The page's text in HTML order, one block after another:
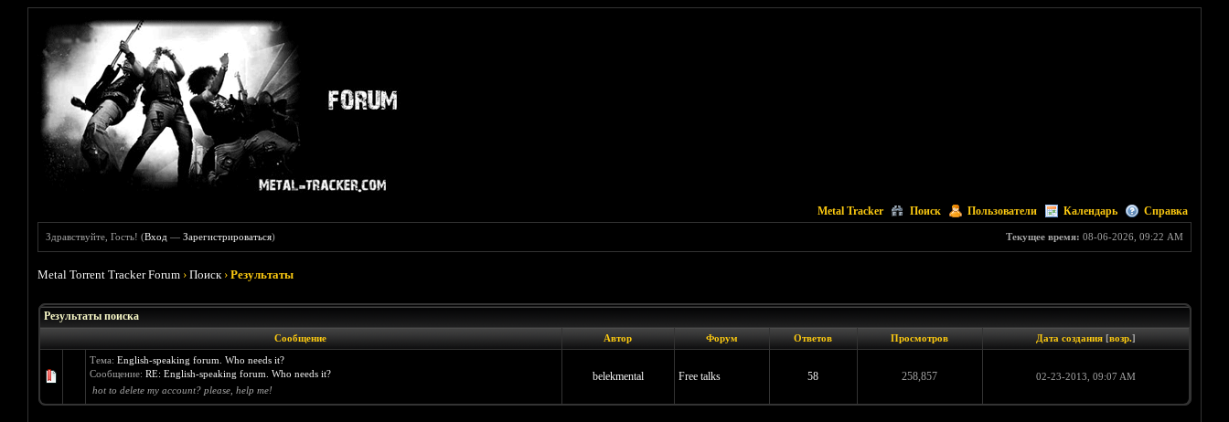
Metal Tracker Поиск Пользователи Календарь Справка
Текущее время: 08-06-2026, 09:22 AM
Здравствуйте, Гость! (Вход —Зарегистрироваться)
Metal Torrent Tracker Forum ›Поиск ›Результаты
Результаты поиска
Сообщение Автор Форум Ответов Просмотров Дата создания [возр.]
Тема: English-speaking forum. Who needs it?
Сообщение: RE: English-speaking forum. Who needs it?
hot to delete my account? please, help me!
belekmental Free talks 58 258,857 02-23-2013, 09:07 AM